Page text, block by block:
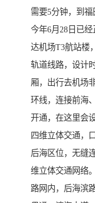
需要5分钟，到
今年6月28日已
达机场T3航站楼
轨道线路，设计
厢，出行去机场
环线，连接前海
开通，在这里会
四维立体交通，
后海区位，无缝
维立体交通网络
路网内，后海滨